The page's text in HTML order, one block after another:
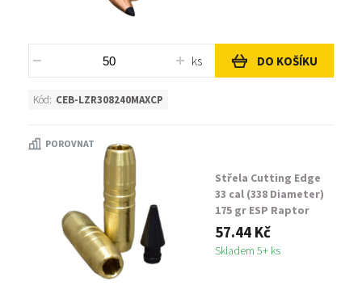
ks DO KOŠÍKU
Kód: CEB-LZR308240MAXCP
POROVNAT
Střela Cutting Edge
33 cal (338 Diameter)
175 gr ESP Raptor
57.44 Kč
Skladem 5+ ks